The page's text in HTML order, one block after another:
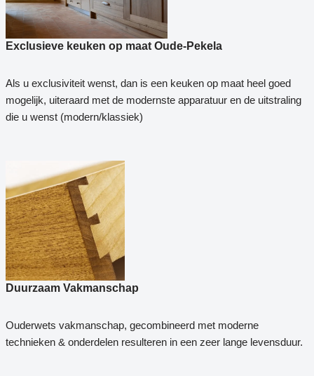
Exclusieve keuken op maat Oude-Pekela
Als u exclusiviteit wenst, dan is een keuken op maat heel goed
mogelijk, uiteraard met de modernste apparatuur en de uitstraling
die u wenst (modern/klassiek)
Duurzaam Vakmanschap
Ouderwets vakmanschap, gecombineerd met moderne
technieken & onderdelen resulteren in een zeer lange levensduur.